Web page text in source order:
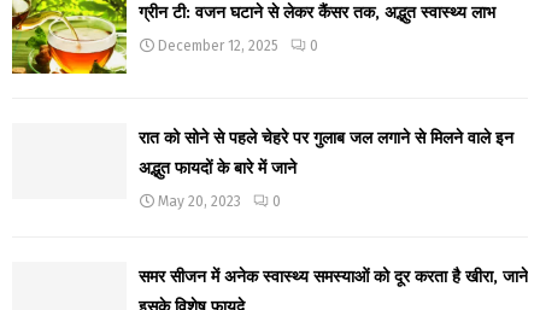
ग्रीन टी: वजन घटाने से लेकर कैंसर तक, अद्भुत स्वास्थ्य लाभ
December 12, 2025 0
रात को सोने से पहले चेहरे पर गुलाब जल लगाने से मिलने वाले इन
अद्भुत फायदों के बारे में जाने
May 20, 2023 0
समर सीजन में अनेक स्वास्थ्य समस्याओं को दूर करता है खीरा, जाने